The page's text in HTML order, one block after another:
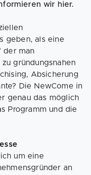
wir hier.
geben, als eine
der man
gründungsnahen
Absicherung
Die NewCome in
genau das möglich
Programm und die
um eine
an